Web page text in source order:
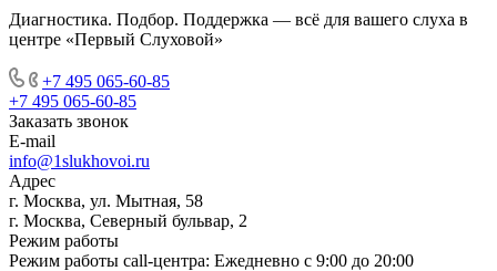
Диагностика. Подбор. Поддержка — всё для вашего слуха в
центре «Первый Слуховой»
+7 495 065-60-85
+7 495 065-60-85
Заказать звонок
E-mail
info@1slukhovoi.ru
Адрес
г. Москва, ул. Мытная, 58
г. Москва, Северный бульвар, 2
Режим работы
Режим работы call-центра: Ежедневно с 9:00 до 20:00